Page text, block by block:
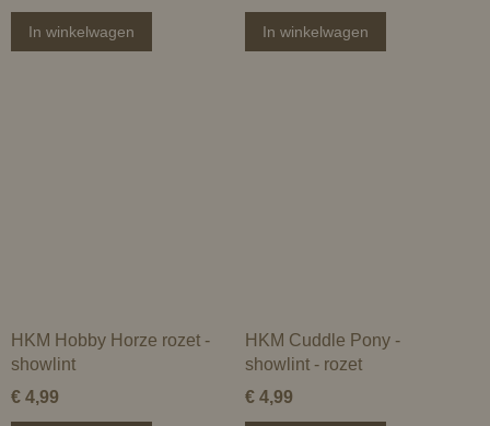
In winkelwagen In winkelwagen
HKM Hobby Horze rozet -
showlint
€ 4,99
HKM Cuddle Pony -
showlint - rozet
€ 4,99